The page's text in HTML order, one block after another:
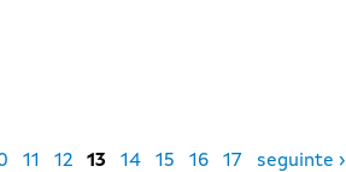
11 12 13 14 15 16 17 seguinte ›